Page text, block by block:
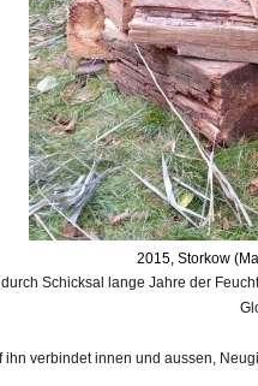
2015, Storkow
Schicksal lange Jahre der
ihn verbindet innen und aussen,